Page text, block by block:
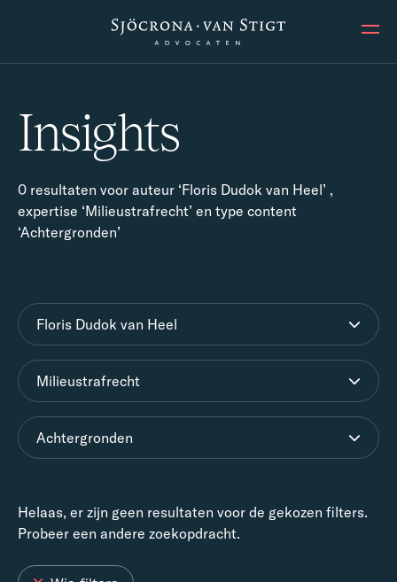
Insights
0 resultaten voor auteur ‘Floris Dudok van Heel’ ,
expertise ‘Milieustrafrecht’ en type content
‘Achtergronden’
Floris Dudok van Heel
Milieustrafrecht
Achtergronden
Helaas, er zijn geen resultaten voor de gekozen filters.
Probeer een andere zoekopdracht.